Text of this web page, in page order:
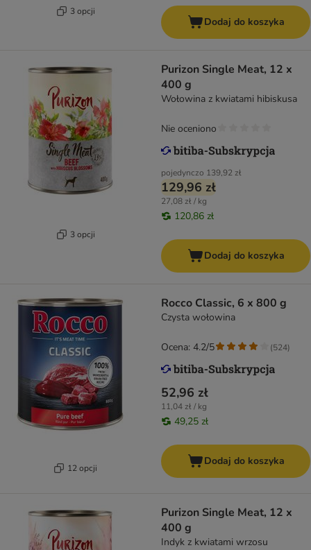
3 opcji
Dodaj do koszyka
3 opcji
Purizon Single Meat, 12 x
400 g
Wołowina z kwiatami hibiskusa
pojedynczo 139,92 zł
129,96 zł
27,08 zł / kg
120,86 zł
Nie oceniono
Dodaj do koszyka
12 opcji
Rocco Classic, 6 x 800 g
Czysta wołowina
52,96 zł
11,04 zł / kg
49,25 zł
Ocena: 4.2/5 (524)
Dodaj do koszyka
Purizon Single Meat, 12 x
400 g
Indyk z kwiatami wrzosu